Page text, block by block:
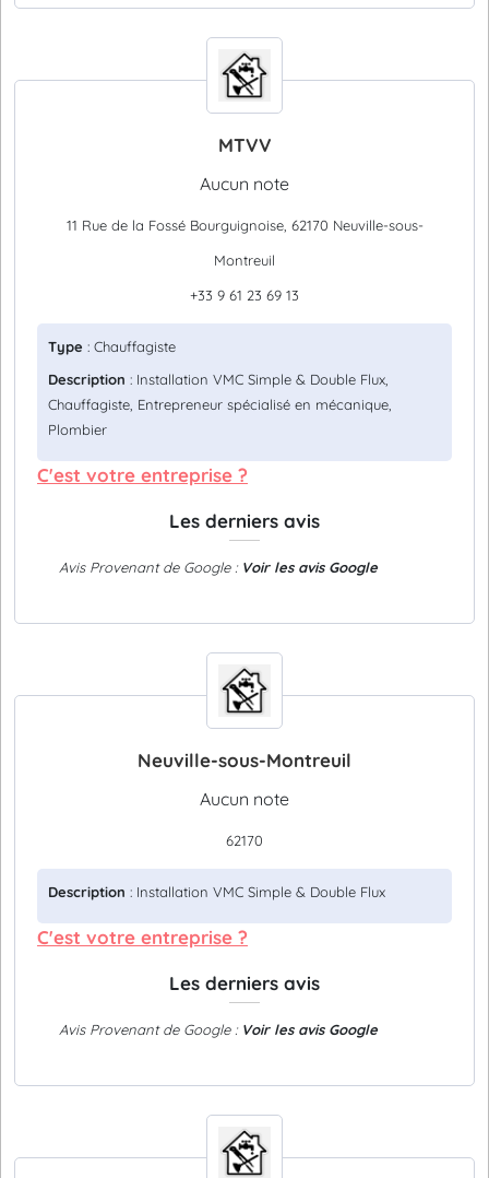
MTVV
Aucun note
11 Rue de la Fossé Bourguignoise, 62170 Neuville-sous-
Montreuil
+33 9 61 23 69 13
Type : Chauffagiste
Description : Installation VMC Simple & Double Flux,
Chauffagiste, Entrepreneur spécialisé en mécanique,
Plombier
C'est votre entreprise ?
Les derniers avis
Avis Provenant de Google : Voir les avis Google
Neuville-sous-Montreuil
Aucun note
62170
Description : Installation VMC Simple & Double Flux
C'est votre entreprise ?
Les derniers avis
Avis Provenant de Google : Voir les avis Google